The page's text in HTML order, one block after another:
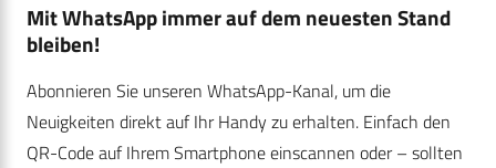
Mit WhatsApp immer auf dem neuesten Stand
bleiben!
Abonnieren Sie unseren WhatsApp-Kanal, um die
Neuigkeiten direkt auf Ihr Handy zu erhalten. Einfach den
QR-Code auf Ihrem Smartphone einscannen oder – sollten